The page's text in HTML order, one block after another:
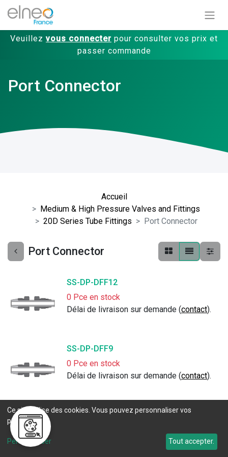
Veuillez vous connecter pour consulter vos prix et
passer commande
Port Connector
Accueil
Medium & High Pressure Valves and Fittings
20D Series Tube Fittings
Port Connector
Port Connector
SS-DP-DFF12
0 Pce en stock
Délai de livraison sur demande (contact).
SS-DP-DFF9
0 Pce en stock
Délai de livraison sur demande (contact).
SS-DP-DFF8
25 jours ouvrés.
Ce site utilise des cookies. Vous pouvez personnaliser vos
préférences.
Personnaliser Tout accepter.